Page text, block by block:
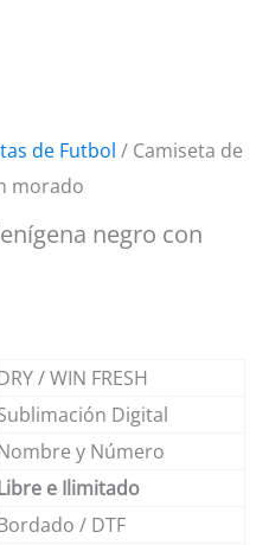
de Futbol / Camiseta de
morado
negro con
/ WIN FRESH
Digital
y Número
e Ilimitado
/ DTF